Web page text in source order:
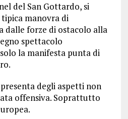
del San Gottardo, si
manovra di
dalle forze di ostacolo alla
spettacolo
la manifesta punta di
degli aspetti non
offensiva. Soprattutto